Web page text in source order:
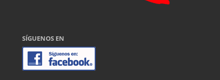
SÍGUENOS EN